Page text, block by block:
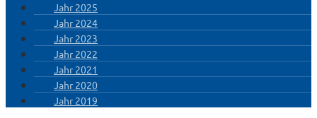
Jahr 2025
Jahr 2024
Jahr 2023
Jahr 2022
Jahr 2021
Jahr 2020
Jahr 2019